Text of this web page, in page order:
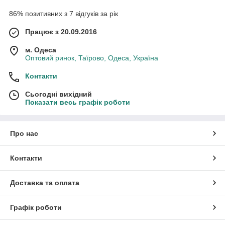
86% позитивних з 7 відгуків за рік
Працює з 20.09.2016
м. Одеса
Оптовий ринок, Таїрово, Одеса, Україна
Контакти
Сьогодні вихідний
Показати весь графік роботи
Про нас
Контакти
Доставка та оплата
Графік роботи